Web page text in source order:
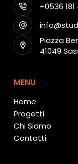
+0536
Piazza
41049
MENU
Home
Progetti
Chi Siamo
Contatti